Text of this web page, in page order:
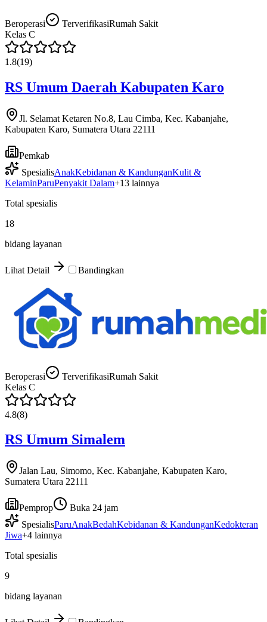
Beroperasi TerverifikasiRumah Sakit
Kelas C
1.8(19)
RS Umum Daerah Kabupaten Karo
Jl. Selamat Ketaren No.8, Lau Cimba, Kec. Kabanjahe,
Kabupaten Karo, Sumatera Utara 22111
Pemkab
SpesialisAnakKebidanan & KandunganKulit &
KelaminParuPenyakit Dalam+13 lainnya
Total spesialis
18
bidang layanan
Lihat Detail Bandingkan
Beroperasi TerverifikasiRumah Sakit
Kelas C
4.8(8)
RS Umum Simalem
Jalan Lau, Simomo, Kec. Kabanjahe, Kabupaten Karo,
Sumatera Utara 22111
Pemprop
Buka 24 jam
SpesialisParuAnakBedahKebidanan & KandunganKedokteran
Jiwa+4 lainnya
Total spesialis
9
bidang layanan